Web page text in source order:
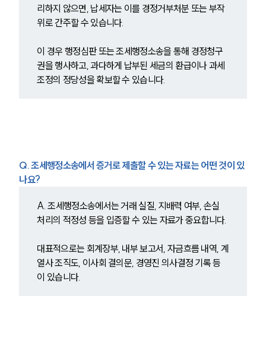
업무분야
국제조세·관세그룹 업무
전체
소식/자료
언론보도
공지사항
법률 블로그
뉴스레터/브로슈어
세미나
리하지 않으면, 납세자는 이를 경정거부처분 또는 부작
위로 간주할 수 있습니다.
이 경우 행정심판 또는 조세행정소송을 통해 경정청구
권을 행사하고, 과다하게 납부된 세금의 환급이나 과세
조정의 정당성을 확보할 수 있습니다.
Q. 조세행정소송에서 증거로 제출할 수 있는 자료는 어떤 것이 있
나요?
A. 조세행정소송에서는 거래 실질, 지배력 여부, 손실
처리의 적정성 등을 입증할 수 있는 자료가 중요합니다.
대표적으로는 회계장부, 내부 보고서, 자금흐름 내역, 계
열사 조직도, 이사회 결의문, 경영진 의사결정 기록 등
이 있습니다.